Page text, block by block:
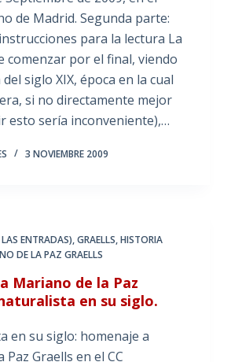
de Madrid. Segunda parte:
para la lectura La
comenzar por el final, viendo
siglo XIX, época en la cual
si no directamente mejor
esto sería inconveniente),…
3 NOVIEMBRE 2009
ENTRADAS),GRAELLS,HISTORIA
DE LA PAZ GRAELLS
Mariano de la Paz
en su siglo.
en su siglo: homenaje a
Graells en el CC